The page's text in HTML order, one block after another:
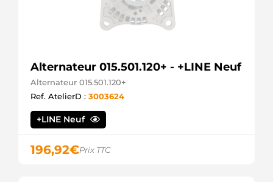
Alternateur 015.501.120+ - +LINE Neuf
Alternateur 015.501.120+
Ref. AtelierD : 3003624
+LINE Neuf
196,92€Prix TTC